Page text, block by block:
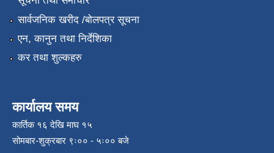
सार्वजनिक खरीद /बोलपत्र सूचना
एन, कानुन तथा निर्देशिका
कर तथा शुल्कहरु
कार्यालय समय
कार्तिक १६ देखि माघ १५
सोमबार-शुक्रबार ९ः०० - ५ः०० बजे